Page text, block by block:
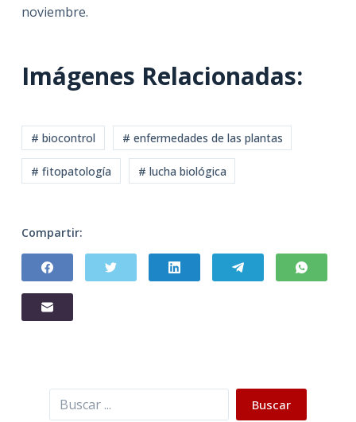
noviembre.
Imágenes Relacionadas:
# biocontrol # enfermedades de las plantas
# fitopatología # lucha biológica
Compartir:
Buscar Buscar